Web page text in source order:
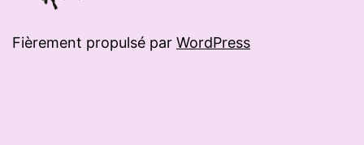
Fièrement propulsé par WordPress